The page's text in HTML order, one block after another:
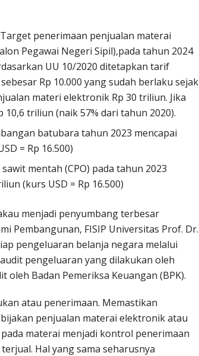
penerimaan penjualan materai
Pegawai Negeri Sipil),pada tahun 2024
UU 10/2020 ditetapkan tarif
Rp 10.000 yang sudah berlaku sejak
materi elektronik Rp 30 triliun. Jika
triliun (naik 57% dari tahun 2020).
batubara tahun 2023 mencapai
= Rp 16.500)
mentah (CPO) pada tahun 2023
(kurs USD = Rp 16.500)
menjadi penyumbang terbesar
Pembangunan, FISIP Universitas Prof. Dr.
pengeluaran belanja negara melalui
pengeluaran yang dilakukan oleh
Badan Pemeriksa Keuangan (BPK).
atau penerimaan. Memastikan
penjualan materai elektronik atau
materai menjadi kontrol penerimaan
Hal yang sama seharusnya